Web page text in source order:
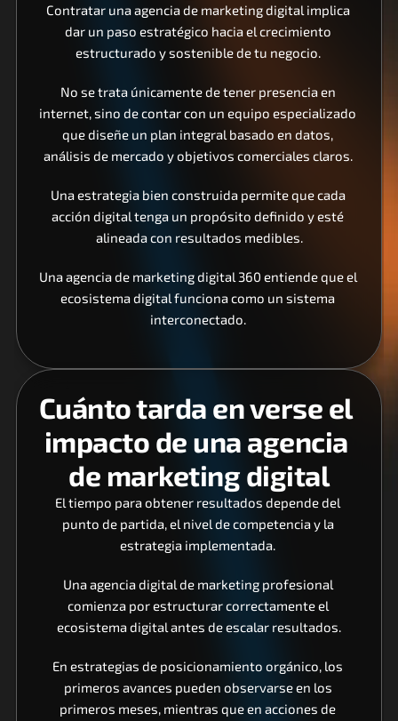
Contratar una agencia de marketing digital implica
dar un paso estratégico hacia el crecimiento
estructurado y sostenible de tu negocio.
No se trata únicamente de tener presencia en
internet, sino de contar con un equipo especializado
que diseñe un plan integral basado en datos,
análisis de mercado y objetivos comerciales claros.
Una estrategia bien construida permite que cada
acción digital tenga un propósito definido y esté
alineada con resultados medibles.
Una agencia de marketing digital 360 entiende que el
ecosistema digital funciona como un sistema
interconectado.
Cuánto tarda en verse el
impacto de una agencia
de marketing digital
El tiempo para obtener resultados depende del
punto de partida, el nivel de competencia y la
estrategia implementada.
Una agencia digital de marketing profesional
comienza por estructurar correctamente el
ecosistema digital antes de escalar resultados.
En estrategias de posicionamiento orgánico, los
primeros avances pueden observarse en los
primeros meses, mientras que en acciones de